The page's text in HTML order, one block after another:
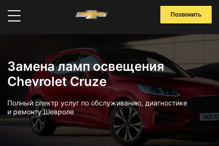
Позвонить
Замена ламп освещения
Chevrolet Cruze
Полный спектр услуг по обслуживанию, диагностике
и ремонту Шевроле